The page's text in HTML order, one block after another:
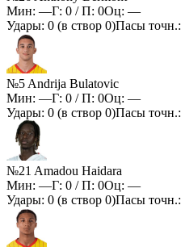
Мин: —Г: 0 / П: 0Оц: —
Удары: 0 (в створ 0)Пасы точн.:
№5 Andrija Bulatovic
Мин: —Г: 0 / П: 0Оц: —
Удары: 0 (в створ 0)Пасы точн.:
№21 Amadou Haidara
Мин: —Г: 0 / П: 0Оц: —
Удары: 0 (в створ 0)Пасы точн.: